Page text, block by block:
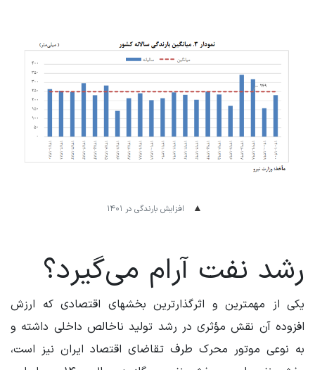
افزایش بارندگی در ۱۴۰۱
رشد نفت آرام می‌گیرد؟
یکی از مهمترین و اثرگذارترین بخشهای اقتصادی که ارزش
افزوده آن نقش مؤثری در رشد تولید ناخالص داخلی داشته و
به نوعی موتور محرک طرف تقاضای اقتصاد ایران نیز است،